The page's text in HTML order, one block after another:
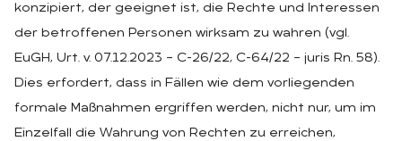
konzipiert, der geeignet ist, die Rechte und Interessen
der betroffenen Personen wirksam zu wahren (vgl.
EuGH, Urt. v. 07.12.2023 – C-26/22, C-64/22 – juris Rn. 58).
Dies erfordert, dass in Fällen wie dem vorliegenden
formale Maßnahmen ergriffen werden, nicht nur, um im
Einzelfall die Wahrung von Rechten zu erreichen,